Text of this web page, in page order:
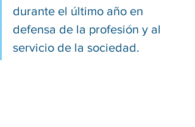
durante el último año en
defensa de la profesión y al
servicio de la sociedad.